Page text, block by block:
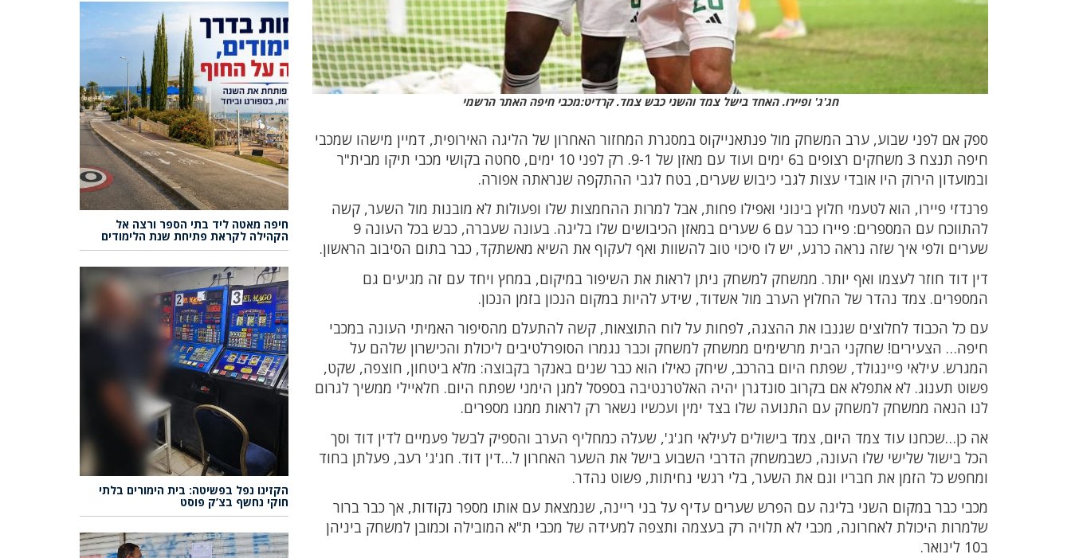
חג'ג' ופיירו. האחד בישל צמד והשני כבש צמד. קרדיט:מכבי חיפה האתר הרשמי
ספק אם לפני שבוע, ערב המשחק מול פנתאנייקוס במסגרת המחזור האחרון של הליגה האירופית, דמיין מישהו שמכבי
חיפה תנצח 3 משחקים רצופים ב6 ימים ועוד עם מאזן של 9-1. רק לפני 10 ימים, סחטה בקושי מכבי תיקו מבית"ר
ובמועדון הירוק היו אובדי עצות לגבי כיבוש שערים, בטח לגבי ההתקפה שנראתה אפורה.
פרנדזי פיירו, הוא לטעמי חלוץ בינוני ואפילו פחות, אבל למרות ההחמצות שלו ופעולות לא מובנות מול השער, קשה
להתווכח עם המספרים: פיירו כבר עם 6 שערים במאזן הכיבושים שלו בליגה. בעונה שעברה, כבש בכל העונה 9
שערים ולפי איך שזה נראה כרגע, יש לו סיכוי טוב להשוות ואף לעקוף את השיא מאשתקד, כבר בתום הסיבוב הראשון.
דין דוד חוזר לעצמו ואף יותר. ממשחק למשחק ניתן לראות את השיפור במיקום, במחץ ויחד עם זה מגיעים גם
המספרים. צמד נהדר של החלוץ הערב מול אשדוד, שידע להיות במקום הנכון בזמן הנכון.
עם כל הכבוד לחלוצים שגנבו את ההצגה, לפחות על לוח התוצאות, קשה להתעלם מהסיפור האמיתי העונה במכבי
חיפה… הצעירים! שחקני הבית מרשימים ממשחק למשחק וכבר נגמרו הסופרלטיבים ליכולת והכישרון שלהם על
המגרש. עילאי פיינגולד, שפתח היום בהרכב, שיחק כאילו הוא כבר שנים באנקר בקבוצה: מלא ביטחון, חוצפה, שקט,
פשוט תענוג. לא אתפלא אם בקרוב סונדגרן יהיה האלטרנטיבה בספסל למגן הימני שפתח היום. חלאיילי ממשיך לגרום
לנו הנאה ממשחק למשחק עם התנועה שלו בצד ימין ועכשיו נשאר רק לראות ממנו מספרים.
אה כן…שכחנו עוד צמד היום, צמד בישולים לעילאי חג'ג', שעלה כמחליף הערב והספיק לבשל פעמיים לדין דוד וסך
הכל בישול שלישי שלו העונה, כשבמשחק הדרבי השבוע בישל את השער האחרון ל…דין דוד. חג'ג' רעב, פעלתן בחוד
ומחפש כל הזמן את חבריו וגם את השער, בלי רגשי נחיתות, פשוט נהדר.
מכבי כבר במקום השני בליגה עם הפרש שערים עדיף על בני ריינה, שנמצאת עם אותו מספר נקודות, אך כבר ברור
שלמרות היכולת לאחרונה, מכבי לא תלויה רק בעצמה ותצפה למעידה של מכבי ת"א המובילה וכמובן למשחק ביניהן
ב10 לינואר.
חיפה מאטה ליד בתי הספר ורצה אל
הקהילה לקראת פתיחת שנת הלימודים
הקזינו נפל בפשיטה: בית הימורים בלתי
חוקי נחשף בצ’ק פוסט